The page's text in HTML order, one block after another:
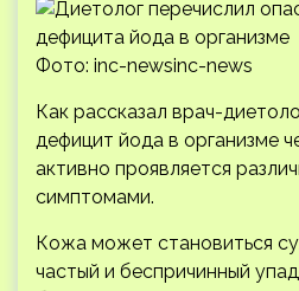
Фото: inc-newsinc-news
Как рассказал врач-
дефицит йода в организме
активно проявляется
симптомами.
Кожа может становиться
частый и беспричинный